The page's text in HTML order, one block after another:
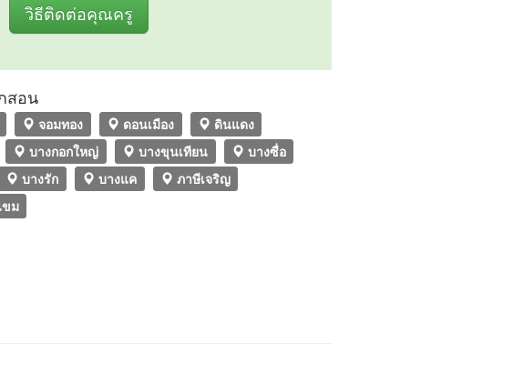
วิธีติดต่อคุณครู
สอน
จอมทอง ดอนเมือง
ดินแดง
บางกอกใหญ่ บางขุนเทียน
บางซื่อ
บางรัก บางแค
ภาษีเจริญ
ม